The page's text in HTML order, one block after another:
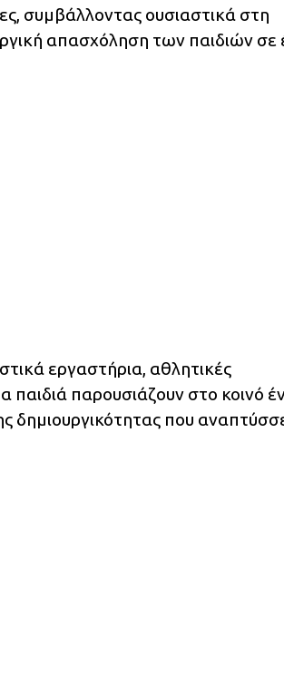
συμβάλλοντας ουσιαστικά στη
απασχόληση των παιδιών σε
εργαστήρια, αθλητικές
παιδιά παρουσιάζουν στο κοινό
δημιουργικότητας που